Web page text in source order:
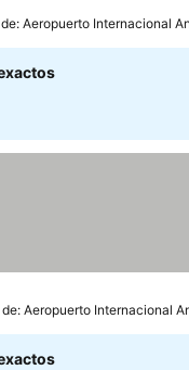
Aeropuerto Internacional
Aeropuerto Internacional